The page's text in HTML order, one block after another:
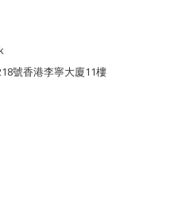
號香港李寧大廈11樓